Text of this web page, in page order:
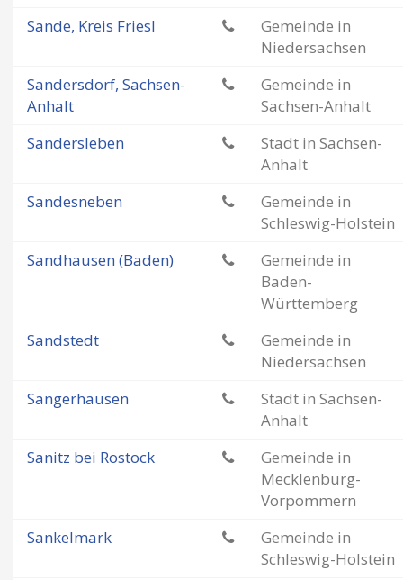
Sande, Kreis Friesl
Gemeinde in
Niedersachsen
Sandersdorf, Sachsen-
Anhalt
Gemeinde in
Sachsen-Anhalt
Sandersleben
Stadt in Sachsen-
Anhalt
Sandesneben
Gemeinde in
Schleswig-Holstein
Sandhausen (Baden)
Gemeinde in
Baden-
Württemberg
Sandstedt
Gemeinde in
Niedersachsen
Sangerhausen
Stadt in Sachsen-
Anhalt
Sanitz bei Rostock
Gemeinde in
Mecklenburg-
Vorpommern
Sankelmark
Gemeinde in
Schleswig-Holstein